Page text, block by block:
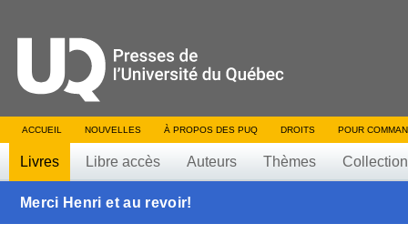
ACCUEIL NOUVELLES À PROPOS DES PUQ DROITS POUR
Livres Libre accès Auteurs Thèmes
Merci Henri et au revoir!